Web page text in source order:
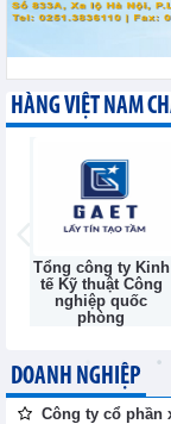
HÀNG VIỆT NAM
Tổng công ty Kinh
tế Kỹ thuật Công
nghiệp quốc
phòng
DOANH NGHIỆP
Công ty cổ phần